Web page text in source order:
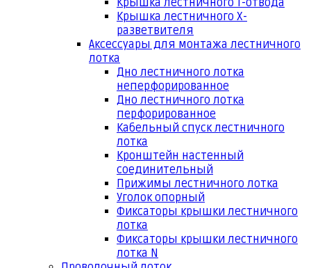
Крышка лестничного Т-отвода
Крышка лестничного Х-
разветвителя
Аксессуары для монтажа лестничного
лотка
Дно лестничного лотка
неперфорированное
Дно лестничного лотка
перфорированное
Кабельный спуск лестничного
лотка
Кронштейн настенный
соединительный
Прижимы лестничного лотка
Уголок опорный
Фиксаторы крышки лестничного
лотка
Фиксаторы крышки лестничного
лотка N